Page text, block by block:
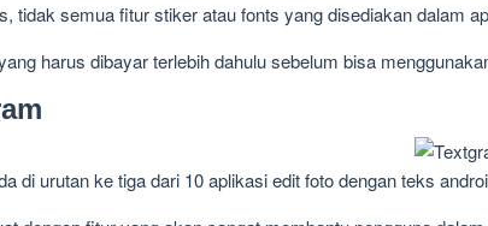
tidak semua fitur stiker atau fonts yang disediakan dalam
harus dibayar terlebih dahulu sebelum bisa
di urutan ke tiga dari 10 aplikasi edit foto dengan teks